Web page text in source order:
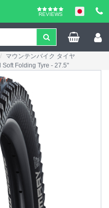
REVIEWS
マウンテンバイク タイヤ
Folding Tyre - 27.5"